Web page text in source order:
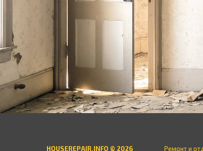
HOUSEREPAIR.INFO © 2026 Ремонт и